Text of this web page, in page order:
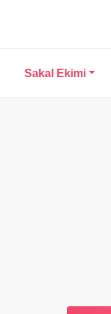
Sakal Ekimi